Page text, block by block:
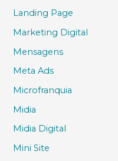
Landing Page
Marketing Digital
Mensagens
Meta Ads
Microfranquia
Midia
Midia Digital
Mini Site